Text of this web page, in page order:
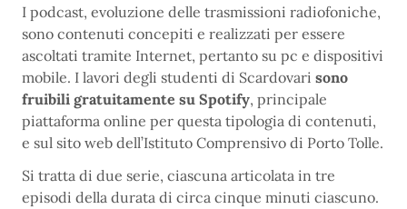
I podcast, evoluzione delle trasmissioni radiofoniche,
sono contenuti concepiti e realizzati per essere
ascoltati tramite Internet, pertanto su pc e dispositivi
mobile. I lavori degli studenti di Scardovari sono
fruibili gratuitamente su Spotify, principale
piattaforma online per questa tipologia di contenuti,
e sul sito web dell’Istituto Comprensivo di Porto Tolle.
Si tratta di due serie, ciascuna articolata in tre
episodi della durata di circa cinque minuti ciascuno.